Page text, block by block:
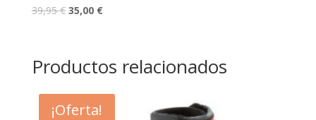
39,95€ 35,00 €
Productos relacionados
¡Oferta!